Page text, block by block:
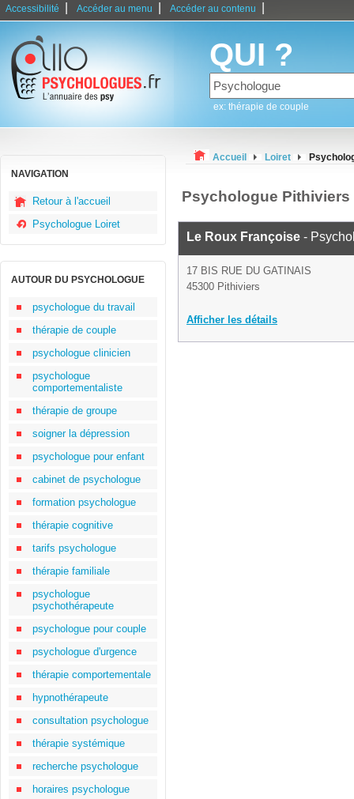
Accessibilité Accéder au menu Accéder au contenu
QUI ?
ex: thérapie de couple
NAVIGATION
Retour à l'accueil
Psychologue Loiret
AUTOUR DU PSYCHOLOGUE
psychologue du travail
thérapie de couple
psychologue clinicien
psychologue
comportementaliste
thérapie de groupe
soigner la dépression
psychologue pour enfant
cabinet de psychologue
formation psychologue
thérapie cognitive
tarifs psychologue
thérapie familiale
psychologue
psychothérapeute
psychologue pour couple
psychologue d'urgence
thérapie comportementale
hypnothérapeute
consultation psychologue
thérapie systémique
recherche psychologue
horaires psychologue
Accueil Loiret
Psychologue Pithiviers
Le Roux Françoise -
17 BIS RUE DU GATINAIS
45300 Pithiviers
Afficher les détails